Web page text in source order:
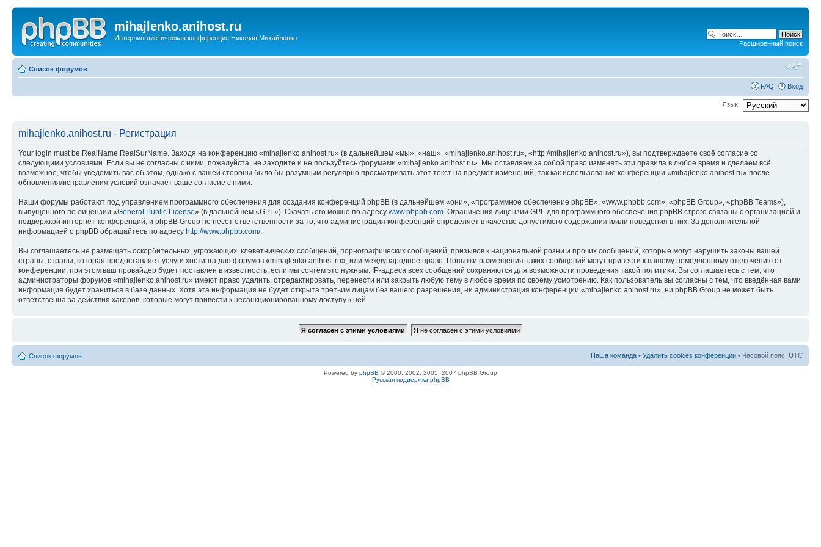
mihajlenko.anihost.ru
Интерлингвистическая конференция Николая Михайленко
Расширенный поиск
Список форумов
FAQ Вход
Язык:
mihajlenko.anihost.ru - Регистрация
Your login must be RealName.RealSurName. Заходя на конференцию «mihajlenko.anihost.ru» (в дальнейшем «мы», «наш», «mihajlenko.anihost.ru», «http://mihajlenko.anihost.ru»), вы подтверждаете своё согласие со
следующими условиями. Если вы не согласны с ними, пожалуйста, не заходите и не пользуйтесь форумами «mihajlenko.anihost.ru». Мы оставляем за собой право изменять эти правила в любое время и сделаем всё
возможное, чтобы уведомить вас об этом, однако с вашей стороны было бы разумным регулярно просматривать этот текст на предмет изменений, так как использование конференции «mihajlenko.anihost.ru» после
обновления/исправления условий означает ваше согласие с ними.
Наши форумы работают под управлением программного обеспечения для создания конференций phpBB (в дальнейшем «они», «программное обеспечение phpBB», «www.phpbb.com», «phpBB Group», «phpBB Teams»),
выпущенного по лицензии «General Public License» (в дальнейшем «GPL»). Скачать его можно по адресу www.phpbb.com. Ограничения лицензии GPL для программного обеспечения phpBB строго связаны с организацией и
поддержкой интернет-конференций, и phpBB Group не несёт ответственности за то, что администрация конференций определяет в качестве допустимого содержания и/или поведения в них. За дополнительной
информацией о phpBB обращайтесь по адресу http://www.phpbb.com/.
Вы соглашаетесь не размещать оскорбительных, угрожающих, клеветнических сообщений, порнографических сообщений, призывов к национальной розни и прочих сообщений, которые могут нарушить законы вашей
страны, страны, которая предоставляет услуги хостинга для форумов «mihajlenko.anihost.ru», или международное право. Попытки размещения таких сообщений могут привести к вашему немедленному отключению от
конференции, при этом ваш провайдер будет поставлен в известность, если мы сочтём это нужным. IP-адреса всех сообщений сохраняются для возможности проведения такой политики. Вы соглашаетесь с тем, что
администраторы форумов «mihajlenko.anihost.ru» имеют право удалить, отредактировать, перенести или закрыть любую тему в любое время по своему усмотрению. Как пользователь вы согласны с тем, что введённая вами
информация будет храниться в базе данных. Хотя эта информация не будет открыта третьим лицам без вашего разрешения, ни администрация конференции «mihajlenko.anihost.ru», ни phpBB Group не может быть
ответственна за действия хакеров, которые могут привести к несанкционированному доступу к ней.
Список форумов Наша команда • Удалить cookies конференции • Часовой пояс: UTC
Powered by phpBB © 2000, 2002, 2005, 2007 phpBB Group
Русская поддержка phpBB